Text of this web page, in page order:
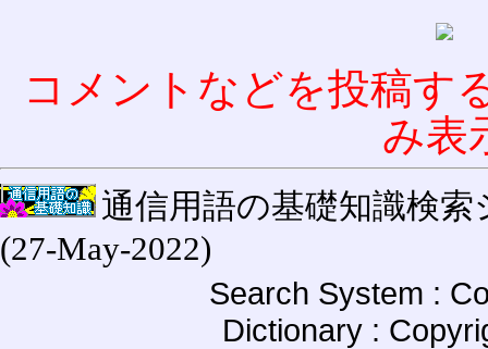
コメントなどを投稿す
み表
通信用語の基礎知識検索
(27-May-2022)
Search System :
Dictionary :